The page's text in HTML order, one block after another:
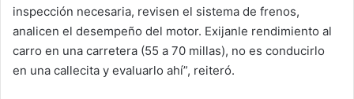
inspección necesaria, revisen el sistema de frenos,
analicen el desempeño del motor. Exijanle rendimiento al
carro en una carretera (55 a 70 millas), no es conducirlo
en una callecita y evaluarlo ahí”, reiteró.